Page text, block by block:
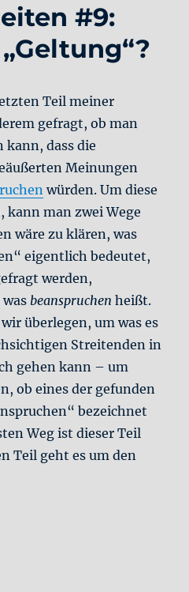
#9:
Teil meiner
gefragt, ob man
dass die
Meinungen
würden. Um diese
kann man zwei Wege
wäre zu klären, was
eigentlich bedeutet,
werden,
beanspruchen heißt.
überlegen, um was es
Streitenden in
gehen kann – um
ob eines der gefunden
bezeichnet
Weg ist dieser Teil
Teil geht es um den
heißt „Geltung“?“